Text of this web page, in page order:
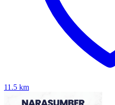
11.5 km